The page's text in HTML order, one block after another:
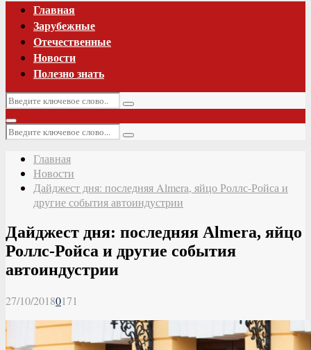
Главная
Зарубежные
Отечественные
Новости
Полезно знать
Искать:
Поиск
Основное
меню
Искать:
Поиск
Главная
Новости
Дайджест дня: последняя Almera, яйцо Роллс-Ройса и
другие события автоиндустрии
Дайджест дня: последняя Almera, яйцо
Роллс-Ройса и другие события
автоиндустрии
27/10/20180171